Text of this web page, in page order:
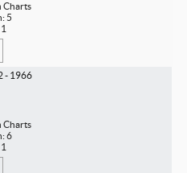
Charts
5
- 1966
Charts
6